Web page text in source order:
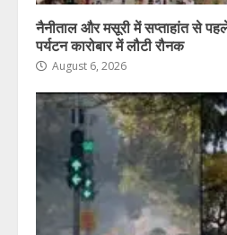
नैनीताल और मसूरी में सप्ताहांत से
पर्यटन कारोबार में लौटी रौनक
August 6, 2026